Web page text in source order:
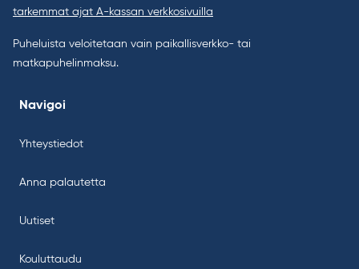
tarkemmat ajat A-kassan verkkosivuilla
Puheluista veloitetaan vain paikallisverkko- tai
matkapuhelinmaksu.
Navigoi
Yhteystiedot
Anna palautetta
Uutiset
Kouluttaudu